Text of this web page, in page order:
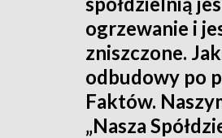
ogrzewanie i
zniszczone.
odbudowy po
Faktów.
„Nasza